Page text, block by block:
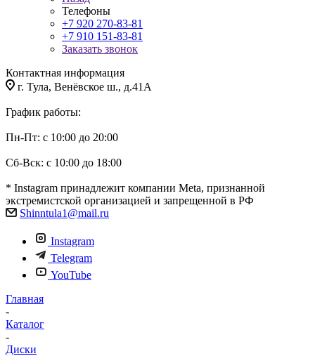
Телефоны
+7 920 270-83-81
+7 910 151-83-81
Заказать звонок
Контактная информация
г. Тула, Венёвское ш., д.41А
График работы:
Пн-Пт: с 10:00 до 20:00
Сб-Вск: с 10:00 до 18:00
* Instagram принадлежит компании Meta, признанной
экстремистской организацией и запрещенной в РФ
Shinntula1@mail.ru
Instagram
Telegram
YouTube
Главная
-
Каталог
-
Диски